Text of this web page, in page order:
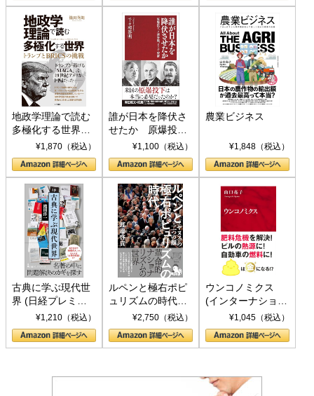
地政学理論で読む
多極化する世界：
トランプとBRICS
の挑戦
¥1,870（税込）
誰が日本を降伏さ
せたか 原爆投
下、ソ連参戦、そ
して聖断 (PHP新
書)
¥1,100（税込）
農業ビジネス
¥1,848（税込）
古典に学ぶ現代世
界 (日経プレミア
シリーズ)¥1,210（税込）
ルペンと極右ポピ
ュリズムの時代：
〈ヤヌス〉の二つ
の顔
¥2,750（税込）
ウンコノミクス
(インターナショナ
ル新書)¥1,045（税込）